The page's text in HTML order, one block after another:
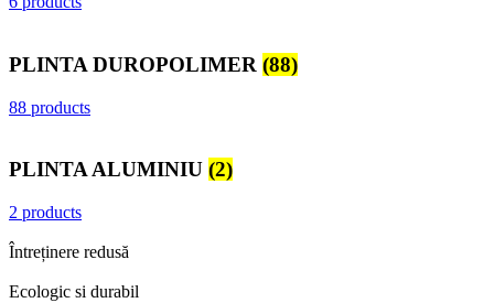
PLINTA DUROPOLIMER (88)
88 products
PLINTA ALUMINIU (2)
2 products
Întreținere redusă
Ecologic si durabil